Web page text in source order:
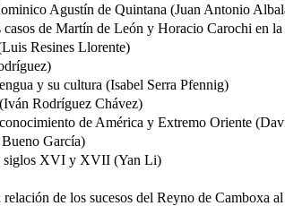
Agustín de Quintana (Juan Antonio
de Martín de León y Horacio Carochi en
Resines Llorente)
y su cultura (Isabel Serra Pfennig)
Rodríguez Chávez)
de América y Extremo Oriente
García)
siglos XVI y XVII (Yan Li)
de los sucesos del Reyno de